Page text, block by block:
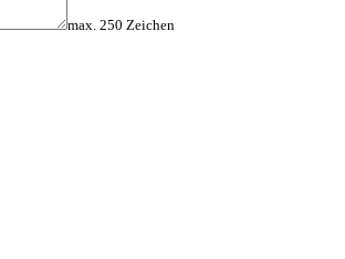
max. 250 Zeichen